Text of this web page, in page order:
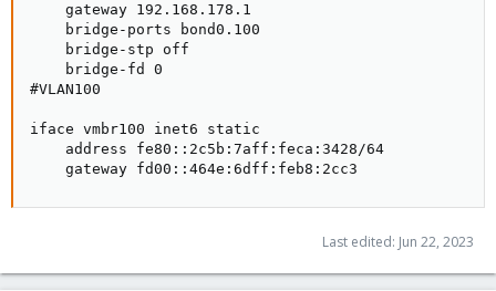
    gateway 192.168.178.1
    bridge-ports bond0.100
    bridge-stp off
    bridge-fd 0
#VLAN100
iface vmbr100 inet6 static
    address fe80::2c5b:7aff:feca:3428/64
    gateway fd00::464e:6dff:feb8:2cc3
Last edited: Jun 22, 2023